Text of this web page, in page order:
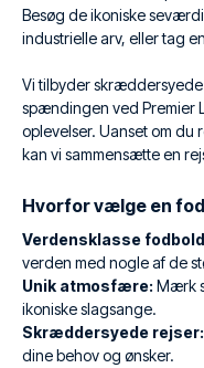
Besøg de ikoniske
industrielle arv, eller tag
Vi tilbyder
spændingen ved Premier
oplevelser. Uanset om du
kan vi sammensætte en
Hvorfor vælge en
Verdensklasse
verden med nogle af de
Unik atmosfære: Mærk
ikoniske slagsange.
Skræddersyede rejser:
dine behov og ønsker.